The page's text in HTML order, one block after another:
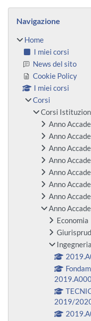
Blocchi
Navigazione
Home
I miei corsi
News del sito
Cookie Policy
I miei corsi
Corsi
Corsi
Anno
Anno
Anno
Anno
Anno
Anno
Anno
Anno
Economia
Ingegneria
2019/